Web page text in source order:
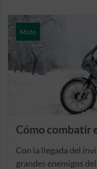
Moto
Cómo combatir
Con la llegada del
grandes enemigos